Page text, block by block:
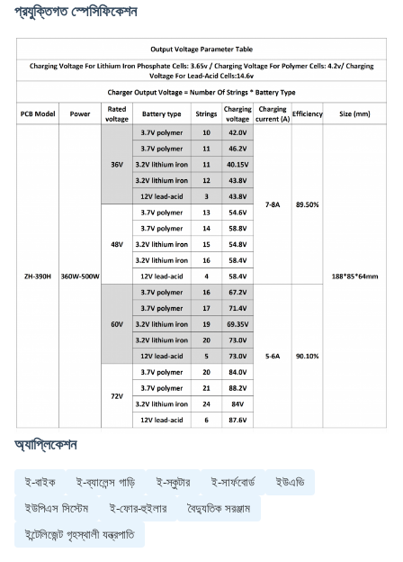
প্রযুক্তিগত স্পেসিফিকেশন
অ্যাপ্লিকেশন
ই-বাইক ই-ব্যালেন্স গাড়ি ই-স্কুটার ই-সার্ফবোর্ড
ইউএভি
ইউপিএস সিস্টেম
ই-ফোর-হুইলার
বৈদ্যুতিক সরঞ্জাম
ইন্টেলিজেন্ট গৃহস্থালী যন্ত্রপাতি